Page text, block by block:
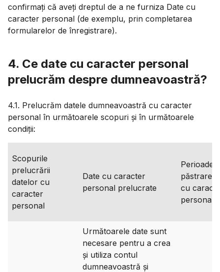
confirmați că aveți dreptul de a ne furniza Date cu
caracter personal (de exemplu, prin completarea
formularelor de înregistrare).
4. Ce date cu caracter personal
prelucrăm despre dumneavoastră?
4.1. Prelucrăm datele dumneavoastră cu caracter
personal în următoarele scopuri și în următoarele
condiții:
Scopurile
prelucrării
datelor cu
caracter
personal
Date cu caracter
personal prelucrate
păstrare
cu
personal
Următoarele date sunt
necesare pentru a crea
și utiliza contul
dumneavoastră și